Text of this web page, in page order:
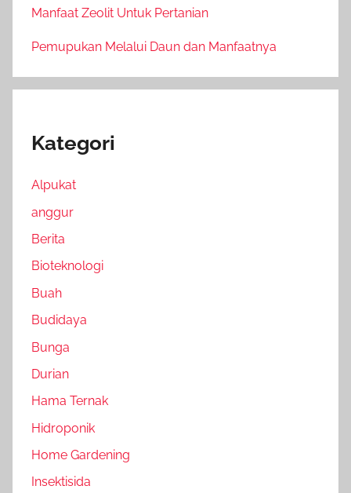
Manfaat Zeolit Untuk Pertanian
Pemupukan Melalui Daun dan Manfaatnya
Kategori
Alpukat
anggur
Berita
Bioteknologi
Buah
Budidaya
Bunga
Durian
Hama Ternak
Hidroponik
Home Gardening
Insektisida